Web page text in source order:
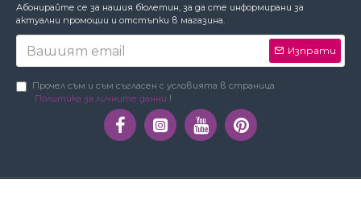
За да работи този сайт както трябва,
понякога запазваме на вашето устройство
малки файлове с данни, наричани
данни! Подробности
Предпочитания Приемам
Абонирайте се за нашия бюлетин, за да сте информирани за
актуални промоции и отстъпки в магазина.
Изпрати
Прочел съм и съм съгласен с условията в страница
Политика за личните данни !